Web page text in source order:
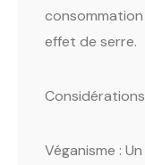
consommation
effet de serre.
Véganisme :